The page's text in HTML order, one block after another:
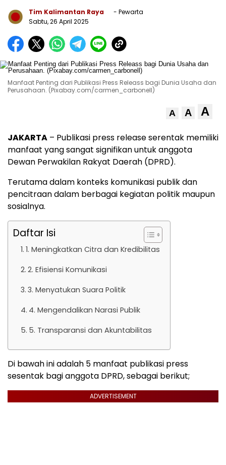
Tim Kalimantan Raya
- Pewarta
Sabtu, 26 April 2025
Manfaat Penting dari Publikasi Press Releass bagi Dunia Usaha dan
Perusahaan. (Pixabay.com/carmen_carbonell)
A A A
JAKARTA – Publikasi press release serentak memiliki
manfaat yang sangat signifikan untuk anggota
Dewan Perwakilan Rakyat Daerah (DPRD).
Terutama dalam konteks komunikasi publik dan
pencitraan dalam berbagai kegiatan politik maupun
sosialnya.
Daftar Isi
1. Meningkatkan Citra dan Kredibilitas
2. Efisiensi Komunikasi
3. Menyatukan Suara Politik
4. Mengendalikan Narasi Publik
5. Transparansi dan Akuntabilitas
Di bawah ini adalah 5 manfaat publikasi press
sesentak bagi anggota DPRD, sebagai berikut;
ADVERTISEMENT